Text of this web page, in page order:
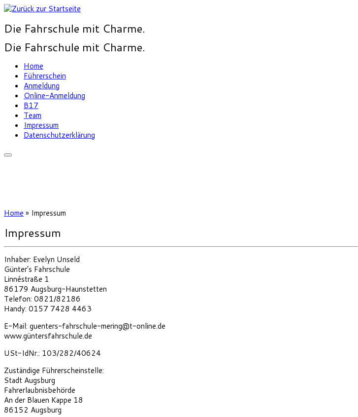
Die Fahrschule mit Charme.
Die Fahrschule mit Charme.
Home
Führerschein
Anmeldung
Online-Anmeldung
B17
Team
Impressum
Datenschutzerklärung
Home » Impressum
Impressum
Inhaber: Evelyn Unseld
Günter’s Fahrschule
Linnéstraße 1
86179 Augsburg-Haunstetten
Telefon: 0821/82186
Handy: 0157 7428 4463
E-Mail: guenters-fahrschule-mering@t-online.de
www.güntersfahrschule.de
USt-IdNr.: 103/282/40624
Zuständige Führerscheinstelle:
Stadt Augsburg
Fahrerlaubnisbehörde
An der Blauen Kappe 18
86152 Augsburg